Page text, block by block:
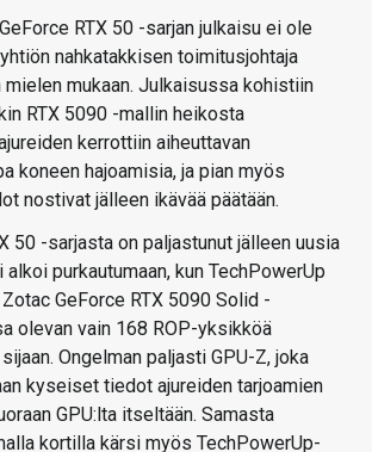
RTX 50 -sarjan julkaisu ei ole
nahkatakkisen toimitusjohtaja
mielen mukaan. Julkaisussa kohistiin
RTX 5090 -mallin heikosta
kerrottiin aiheuttavan
koneen hajoamisia, ja pian myös
nostivat jälleen ikävää päätään.
50 -sarjasta on paljastunut jälleen uusia
purkautumaan, kun TechPowerUp
GeForce RTX 5090 Solid -
olevan vain 168 ROP-yksikköä
Ongelman paljasti GPU-Z, joka
kyseiset tiedot ajureiden tarjoamien
GPU:lta itseltään. Samasta
kortilla kärsi myös TechPowerUp-